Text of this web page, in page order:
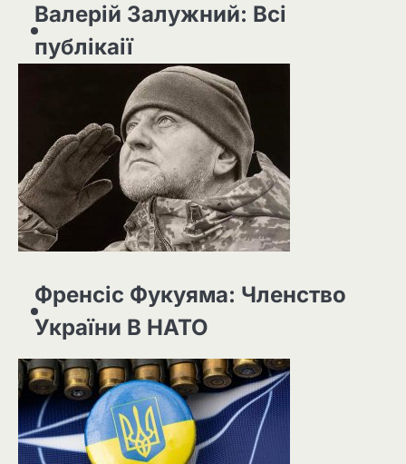
Валерій Залужний: Всі
публікаії
Френсіс Фукуяма: Членство
України В НАТО